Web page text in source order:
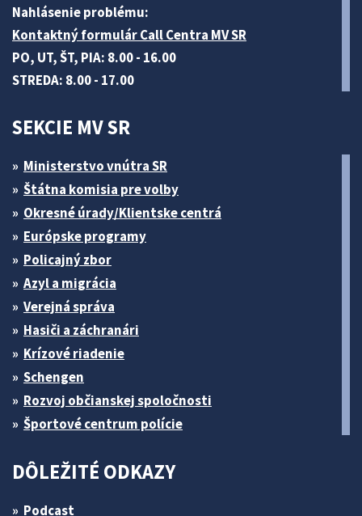
Nahlásenie problému:
Kontaktný formulár Call Centra MV SR
PO, UT, ŠT, PIA: 8.00 - 16.00
STREDA: 8.00 - 17.00
SEKCIE MV SR
Ministerstvo vnútra SR
Štátna komisia pre volby
Okresné úrady/Klientske centrá
Európske programy
Policajný zbor
Azyl a migrácia
Verejná správa
Hasiči a záchranári
Krízové riadenie
Schengen
Rozvoj občianskej spoločnosti
Športové centrum polície
DÔLEŽITÉ ODKAZY
Podcast